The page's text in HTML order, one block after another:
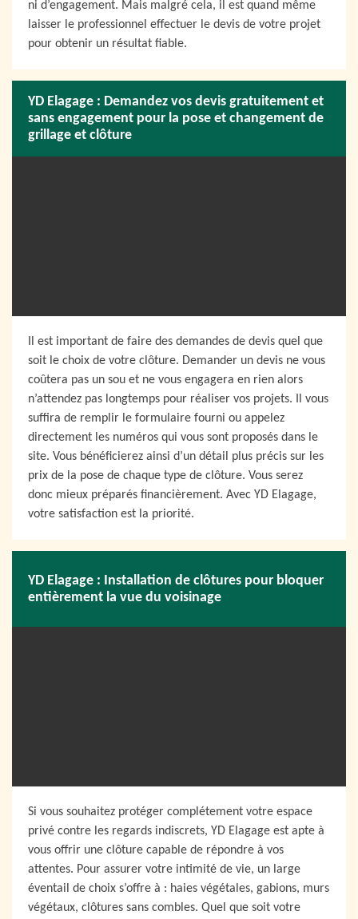
ni d’engagement. Mais malgré cela, il est quand même
laisser le professionnel effectuer le devis de votre projet
pour obtenir un résultat fiable.
YD Elagage : Demandez vos devis gratuitement et
sans engagement pour la pose et changement de
grillage et clôture
Il est important de faire des demandes de devis quel que
soit le choix de votre clôture. Demander un devis ne vous
coûtera pas un sou et ne vous engagera en rien alors
n’attendez pas longtemps pour réaliser vos projets. Il vous
suffira de remplir le formulaire fourni ou appelez
directement les numéros qui vous sont proposés dans le
site. Vous bénéficierez ainsi d’un détail plus précis sur les
prix de la pose de chaque type de clôture. Vous serez
donc mieux préparés financièrement. Avec YD Elagage,
votre satisfaction est la priorité.
YD Elagage : Installation de clôtures pour bloquer
entièrement la vue du voisinage
Si vous souhaitez protéger complétement votre espace
privé contre les regards indiscrets, YD Elagage est apte à
vous offrir une clôture capable de répondre à vos
attentes. Pour assurer votre intimité de vie, un large
éventail de choix s’offre à : haies végétales, gabions, murs
végétaux, clôtures sans combles. Quel que soit votre